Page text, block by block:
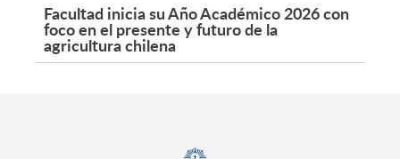
Facultad inicia su Año Académico 2026 con
foco en el presente y futuro de la
agricultura chilena